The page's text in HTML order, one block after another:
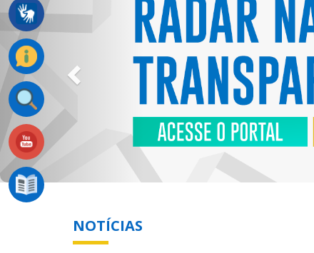
NOTÍCIAS